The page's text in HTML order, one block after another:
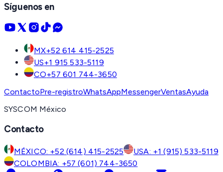
Síguenos en
MX+52 614 415-2525
US+1 915 533-5119
CO+57 601 744-3650
ContactoPre-registroWhatsAppMessengerVentasAyuda
SYSCOM México
Contacto
MÉXICO: +52 (614) 415-2525
USA: +1 (915) 533-5119
COLOMBIA: +57 (601) 744-3650